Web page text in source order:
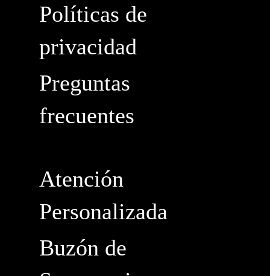
Políticas de
privacidad
Preguntas
frecuentes
Atención
Personalizada
Buzón de